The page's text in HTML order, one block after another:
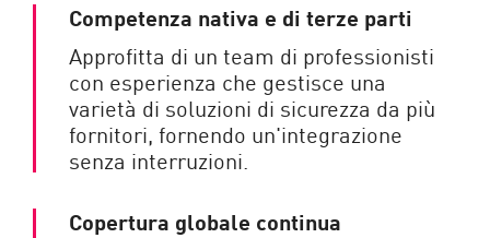
Competenza nativa e di terze parti
Approfitta di un team di professionisti
con esperienza che gestisce una
varietà di soluzioni di sicurezza da più
fornitori, fornendo un'integrazione
senza interruzioni.
Copertura globale continua